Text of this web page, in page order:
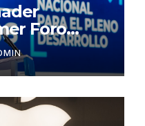
Foro
miras a
las
la